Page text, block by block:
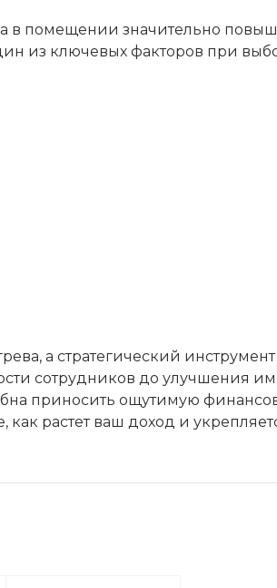
в помещении значительно
из ключевых факторов при
а стратегический
сотрудников до улучшения
приносить ощутимую
растет ваш доход и